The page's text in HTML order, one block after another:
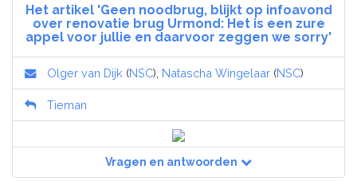
Het artikel 'Geen noodbrug, blijkt op infoavond
over renovatie brug Urmond: Het is een zure
appel voor jullie en daarvoor zeggen we sorry'
Olger van Dijk (NSC), Natascha Wingelaar (NSC)
Tieman
Vragen en antwoorden